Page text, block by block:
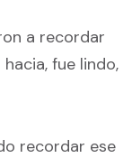
a recordar
fue lindo,
recordar ese